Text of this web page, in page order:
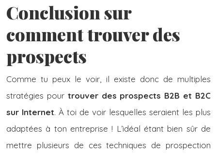
Conclusion sur
comment trouver des
prospects
Comme tu peux le voir, il existe donc de multiples
stratégies pourtrouver des prospects B2B et B2C
sur Internet. À toi de voir lesquelles seraient les plus
adaptées à ton entreprise ! L’idéal étant bien sûr de
mettre plusieurs de ces techniques de prospection